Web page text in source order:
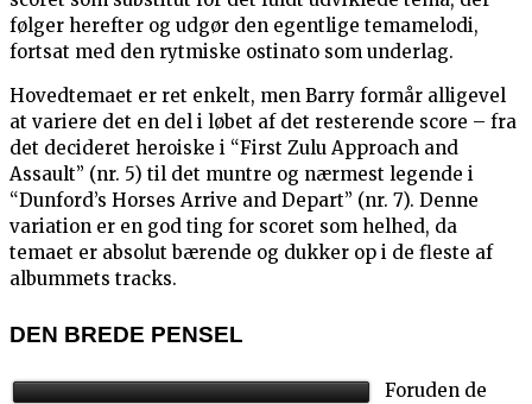
følger herefter og udgør den egentlige temamelodi,
fortsat med den rytmiske ostinato som underlag.
Hovedtemaet er ret enkelt, men Barry formår alligevel
at variere det en del i løbet af det resterende score – fra
det decideret heroiske i “First Zulu Approach and
Assault” (nr. 5) til det muntre og nærmest legende i
“Dunford’s Horses Arrive and Depart” (nr. 7). Denne
variation er en god ting for scoret som helhed, da
temaet er absolut bærende og dukker op i de fleste af
albummets tracks.
DEN BREDE PENSEL
Foruden de